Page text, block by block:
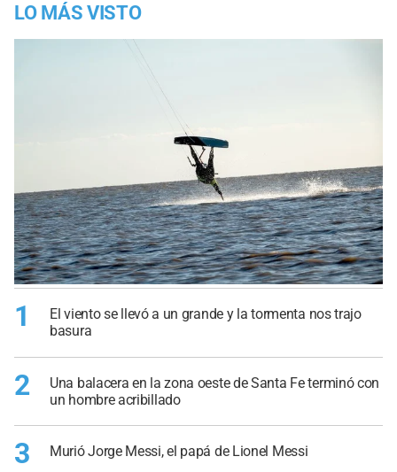
LO MÁS VISTO
1
El viento se llevó a un grande y la tormenta nos trajo
basura
2
Una balacera en la zona oeste de Santa Fe terminó con
un hombre acribillado
3 Murió Jorge Messi, el papá de Lionel Messi